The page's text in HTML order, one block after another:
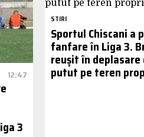
12:47
3
STIRI
Sportul Chiscani a
fanfare în Liga 3.
reușit în deplasare
putut pe teren